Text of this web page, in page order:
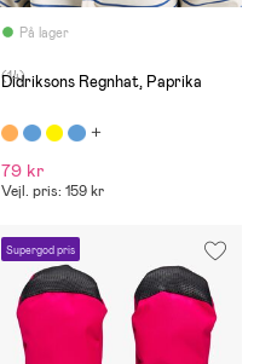
På lager
(14)
Didriksons Regnhat, Paprika
79 kr
Vejl. pris: 159 kr
Supergod pris